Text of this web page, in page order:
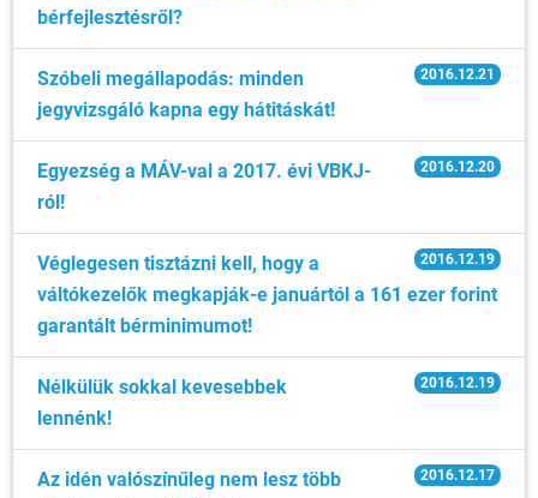
bérfejlesztésről?
2016.12.21
Szóbeli megállapodás: minden
jegyvizsgáló kapna egy hátitáskát!
2016.12.20
Egyezség a MÁV-val a 2017. évi VBKJ-
ról!
2016.12.19
Véglegesen tisztázni kell, hogy a
váltókezelők megkapják-e januártól a 161 ezer forint
garantált bérminimumot!
2016.12.19
Nélkülük sokkal kevesebbek
lennénk!
2016.12.17
Az idén valószínűleg nem lesz több